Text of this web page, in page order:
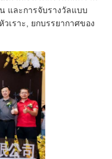
และการจับรางวัลแบบ
เราะ, ยกบรรยากาศของ